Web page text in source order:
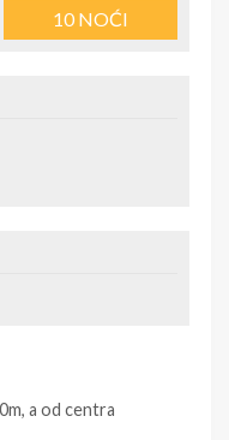
10NOĆI
a od centra